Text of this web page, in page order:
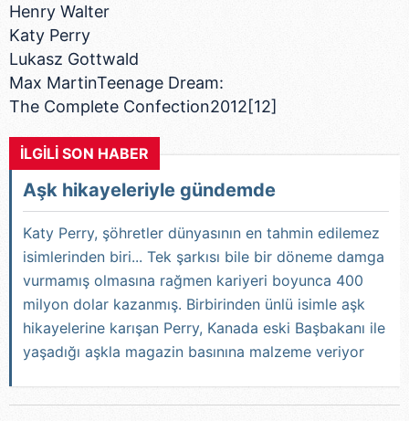
Henry Walter
Katy Perry
Lukasz Gottwald
Max MartinTeenage Dream:
The Complete Confection2012[12]
İLGİLİ SON HABER
Aşk hikayeleriyle gündemde
Katy Perry, şöhretler dünyasının en tahmin edilemez
isimlerinden biri... Tek şarkısı bile bir döneme damga
vurmamış olmasına rağmen kariyeri boyunca 400
milyon dolar kazanmış. Birbirinden ünlü isimle aşk
hikayelerine karışan Perry, Kanada eski Başbakanı ile
yaşadığı aşkla magazin basınına malzeme veriyor